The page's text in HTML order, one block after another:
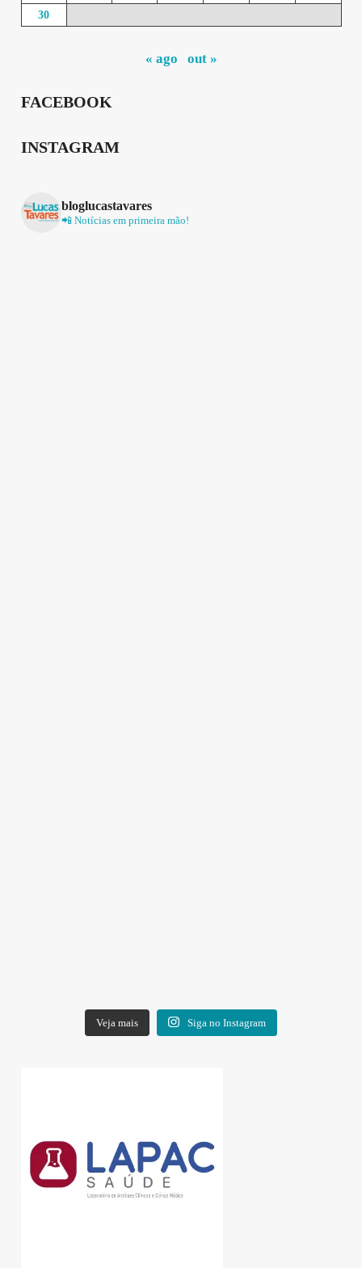
30
« ago out »
FACEBOOK
INSTAGRAM
bloglucastavares
📲 Notícias em primeira mão!
Veja mais Siga no Instagram